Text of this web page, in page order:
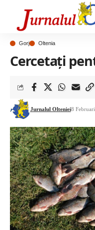
Gorj Oltenia
Cercetați
Jurnalul Olteniei8